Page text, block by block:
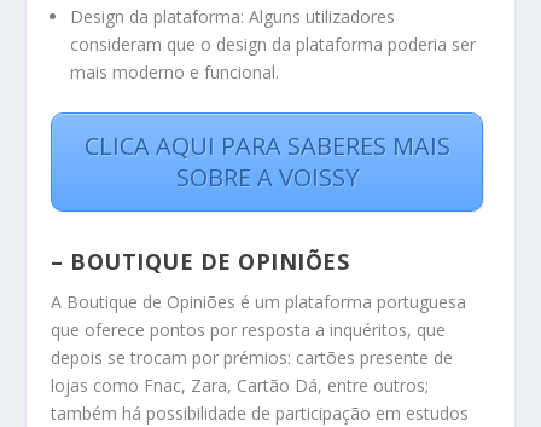
Design da plataforma: Alguns utilizadores
consideram que o design da plataforma poderia ser
mais moderno e funcional.
CLICA AQUI PARA SABERES MAIS
SOBRE A VOISSY
– BOUTIQUE DE OPINIÕES
A Boutique de Opiniões é um plataforma portuguesa
que oferece pontos por resposta a inquéritos, que
depois se trocam por prémios: cartões presente de
lojas como Fnac, Zara, Cartão Dá, entre outros;
também há possibilidade de participação em estudos